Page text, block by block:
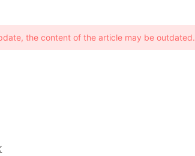
the content of the article may be outdated.